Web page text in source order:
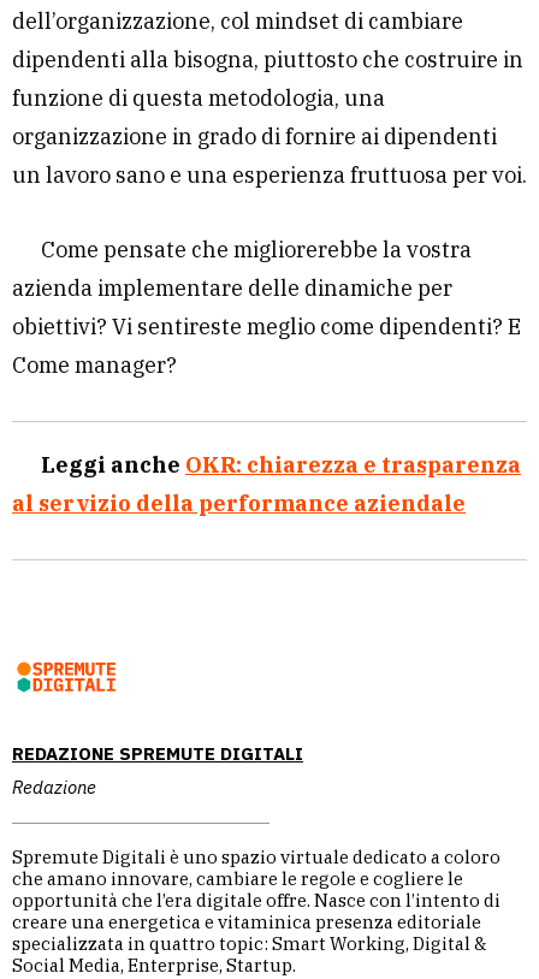
REDAZIONE SPREMUTE DIGITALI
Redazione
Spremute Digitali è uno spazio virtuale dedicato a coloro
che amano innovare, cambiare le regole e cogliere le
opportunità che l’era digitale offre. Nasce con l’intento di
creare una energetica e vitaminica presenza editoriale
specializzata in quattro topic: Smart Working, Digital &
Social Media, Enterprise, Startup.
dell’organizzazione, col mindset di cambiare
dipendenti alla bisogna, piuttosto che costruire in
funzione di questa metodologia, una
organizzazione in grado di fornire ai dipendenti
un lavoro sano e una esperienza fruttuosa per voi.
Come pensate che migliorerebbe la vostra
azienda implementare delle dinamiche per
obiettivi? Vi sentireste meglio come dipendenti? E
Come manager?
Leggi anche OKR: chiarezza e trasparenza
al servizio della performance aziendale